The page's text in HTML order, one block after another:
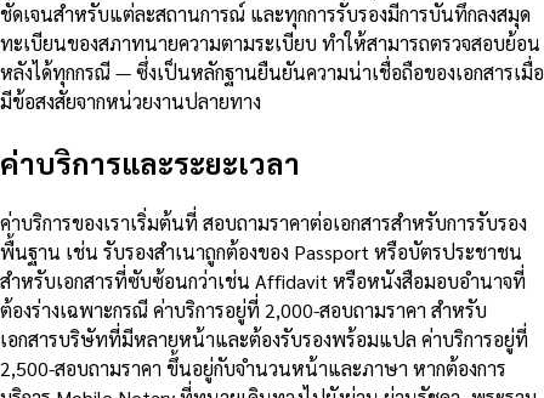
ชัดเจนสำหรับแต่ละสถานการณ์ และทุกการรับรองมีการบันทึกลงสมุด
ทะเบียนของสภาทนายความตามระเบียบ ทำให้สามารถตรวจสอบย้อน
หลังได้ทุกกรณี — ซึ่งเป็นหลักฐานยืนยันความน่าเชื่อถือของเอกสารเมื่อ
มีข้อสงสัยจากหน่วยงานปลายทาง
ค่าบริการและระยะเวลา
ค่าบริการของเราเริ่มต้นที่ สอบถามราคาต่อเอกสารสำหรับการรับรอง
พื้นฐาน เช่น รับรองสำเนาถูกต้องของ Passport หรือบัตรประชาชน
สำหรับเอกสารที่ซับซ้อนกว่าเช่น Affidavit หรือหนังสือมอบอำนาจที่
ต้องร่างเฉพาะกรณี ค่าบริการอยู่ที่ 2,000-สอบถามราคา สำหรับ
เอกสารบริษัทที่มีหลายหน้าและต้องรับรองพร้อมแปล ค่าบริการอยู่ที่
2,500-สอบถามราคา ขึ้นอยู่กับจำนวนหน้าและภาษา หากต้องการ